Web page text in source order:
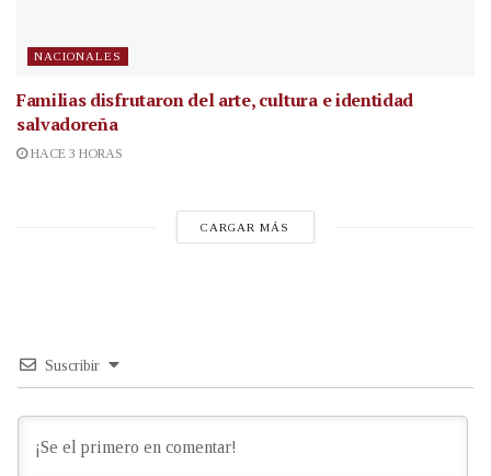
NACIONALES
Familias disfrutaron del arte, cultura e identidad
salvadoreña
HACE 3 HORAS
CARGAR MÁS
Suscribir